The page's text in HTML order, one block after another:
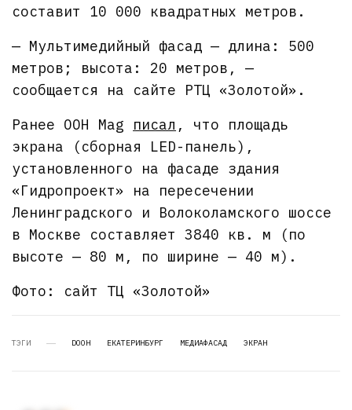
составит 10 000 квадратных метров.
— Мультимедийный фасад — длина: 500
метров; высота: 20 метров, —
сообщается на сайте РТЦ «Золотой».
Ранее OOH Mag писал , что площадь
экрана (сборная LED-панель),
установленного на фасаде здания
«Гидропроект» на пересечении
Ленинградского и Волоколамского шоссе
в Москве составляет 3840 кв. м (по
высоте — 80 м, по ширине — 40 м).
Фото: сайт ТЦ «Золотой»
ТЭГИ DOOH ЕКАТЕРИНБУРГ МЕДИАФАСАД ЭКРАН